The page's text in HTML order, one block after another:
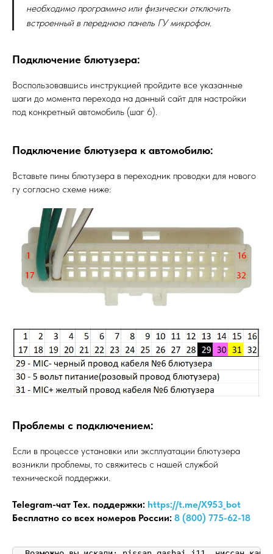
необходимо программно или физически отключить
встроенный в переднюю панель ГУ микрофон.
Подключение блютузера:
Воспользовавшись инструкцией пройдите все указанные
шаги до момента перехода на данный сайт для настройки
под конкретный автомобиль (шаг 6).
Подключение блютузера к автомобилю:
Вставьте пины блютузера в переходник проводки для нового
гу согласно схеме ниже:
Проблемы с подключением:
Если в процессе установки или эксплуатации блютузера
возникли проблемы, то свяжитесь с нашей службой
технической поддержки.
Telegram-чат Тех. поддержки: https://t.me/X953_bot
Бесплатно со всех номеров России: 8 (800) 775-62-18